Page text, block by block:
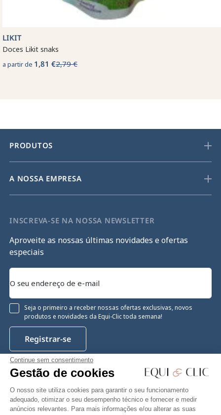
Continue sem consentimento
Gestão de cookies
O nosso site utiliza cookies para garantir o seu funcionamento
adequado, otimizar o seu desempenho técnico e fornecer e medir
anúncios relevantes. Para mais informações e/ou alterar as suas
LIKIT
Doces Likit snaks
a partir de 1,81 €2,79 €
PRODUTOS
A NOSSA EMPRESA
INSCREVA-SE NA NOSSA NEWSLETTER
Aproveite as nossas últimas novidades e ofertas
especiais
Seja o primeiro a receber nossas ofertas exclusivas, novos
produtos e novidades da Equi-Clic toda semana!
Registrar-se
Facebook Twitter
YouTube
Pinterest
Instagram